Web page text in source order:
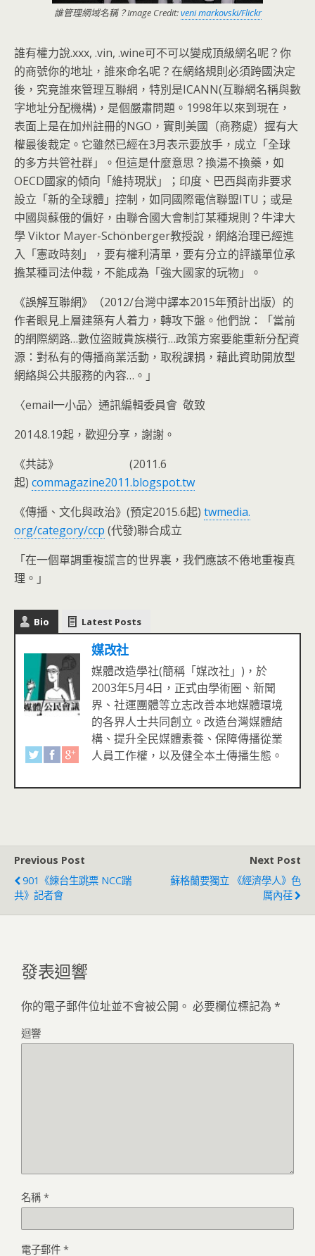
誰管理網域名稱？Image Credit:veni markovski/Flickr
誰有權力說.xxx, .vin, .wine可不可以變成頂級網名呢？你
的商號你的地址， 誰來命名呢？在網絡規則必須跨國決定
後，究竟誰來管理互聯網， 特別是ICANN(互聯網名稱與數
字地址分配機構)， 是個嚴肅問題。1998年以來到現在，
表面上是在加州註冊的NGO，實則美國（商務處）握有大
權最後裁定。它雖然已經在3月表示要放手，成立「全球
的多方共管社群」。但這是什麼意思？換湯不換藥，如
OECD國家的傾向「維持現狀」；印度、 巴西與南非要求
設立「新的全球體」控制，如同國際電信聯盟ITU ；或是
中國與蘇俄的偏好，由聯合國大會制訂某種規則？牛津大
學 Viktor Mayer-Schönberger教授說，網絡治理已經進
入「憲政時刻」，要有權利清單， 要有分立的評議單位承
擔某種司法仲裁，不能成為「強大國家的玩物」。
《誤解互聯網》（2012/台灣中譯本2015年預計出版） 的
作者眼見上層建築有人着力，轉攻下盤。他們說：「當前
的網際網路…數位盜賊貴族橫行…政策方案要能重新分配資
源： 對私有的傳播商業活動，取稅課捐， 藉此資助開放型
網絡與公共服務的內容…。」
〈email一小品〉通訊編輯委員會 敬致
2014.8.19起，歡迎分享，謝謝。
《共誌》 (2011.6
起) commagazine2011.blogspot.tw
《傳播、文化與政治》(預定2015.6起) twmedia.
org/category/ccp (代發)聯合成立
「在一個單調重複謊言的世界裏，我們應該不倦地重複真
理。」
Bio Latest Posts
媒改社
媒體改造學社(簡稱「媒改社」)，於
2003年5月4日，正式由學術圈、新聞
界、社運團體等立志改善本地媒體環境
的各界人士共同創立。改造台灣媒體結
構、提升全民媒體素養、保障傳播從業
人員工作權，以及健全本土傳播生態。
Previous Post
901《練台生跳票 NCC踹
共》記者會
Next Post
蘇格蘭要獨立 《經濟學人》色
厲內荏
發表迴響
你的電子郵件位址並不會被公開。 必要欄位標記為 *
迴響
名稱 *
電子郵件 *